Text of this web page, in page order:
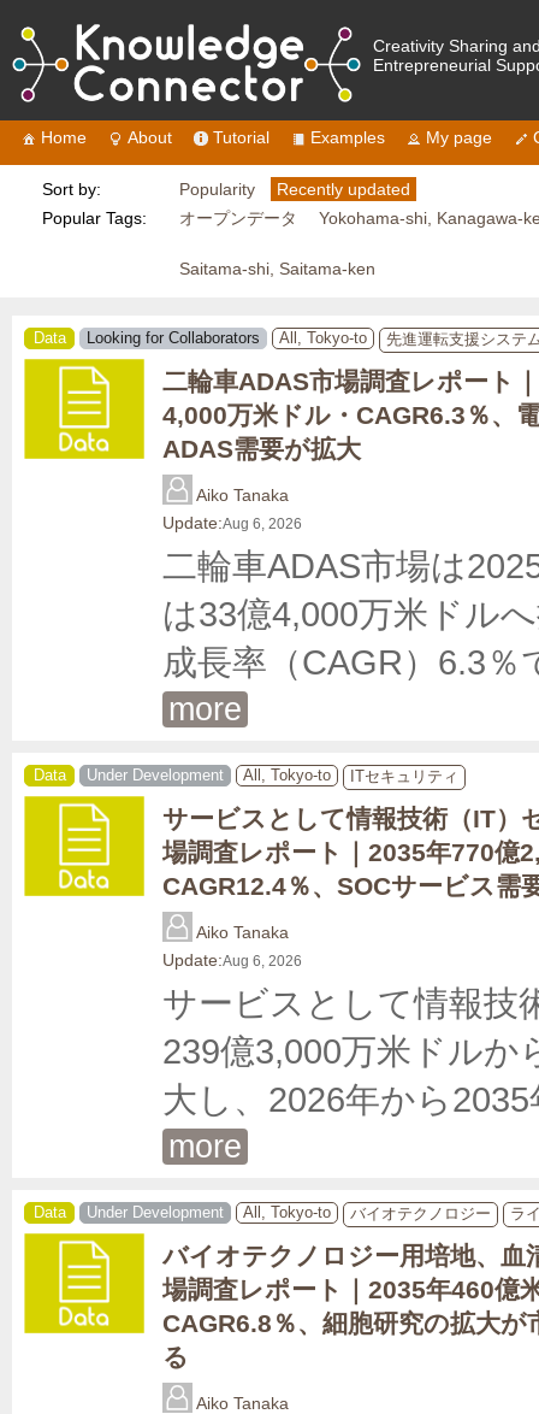
Creativity Sharing
Entrepreneurial
Home About Tutorial Examples My page
Sort by: Popularity
Recently updated
Popular Tags:
オープンデータ Yokohama-shi, Kanagawa-
Saitama-shi, Saitama-ken
Data Looking for Collaborators All, Tokyo-to 先進運転支援システ
二輪車ADAS市場調査レポート
4,000万米ドル・CAGR6.3％、
ADAS需要が拡大
Aiko Tanaka
Update:Aug 6, 2026
二輪車ADAS市場は
は33億4,000万米ドル
成長率（CAGR）6.3
more
Data Under Development All, Tokyo-to ITセキュリティ
サービスとして情報技術（IT）
場調査レポート｜2035年770億
CAGR12.4％、SOCサービス需
Aiko Tanaka
Update:Aug 6, 2026
サービスとして情報技
239億3,000万米ドルか
大し、2026年から
more
Data Under Development All, Tokyo-to バイオテクノロジー ラ
バイオテクノロジー用培地、血
場調査レポート｜2035年460億
CAGR6.8％、細胞研究の拡大が
る
Aiko Tanaka